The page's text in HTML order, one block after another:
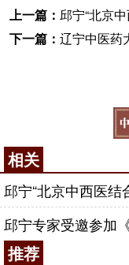
上一篇： 邱宁“北京中西医
下一篇： 辽宁中医药大学附属
相关
邱宁“北京中西医结
推荐